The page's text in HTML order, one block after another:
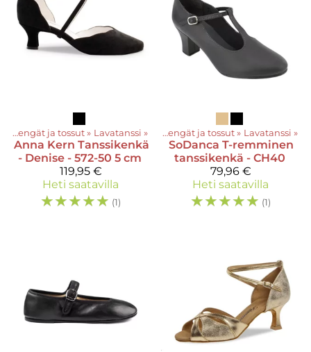
Kengät ja tossut ‪» Lavatanssi ‪»
Anna Kern Tanssikenkä
- Denise - 572-50 5 cm
119,95 €
Heti saatavilla
☆☆☆☆☆ (1)
Tuotteet Kengät ja tossut ‪» Lavatanssi ‪»
SoDanca T-remminen
tanssikenkä - CH40
79,96 €
Heti saatavilla
☆☆☆☆☆ (1)